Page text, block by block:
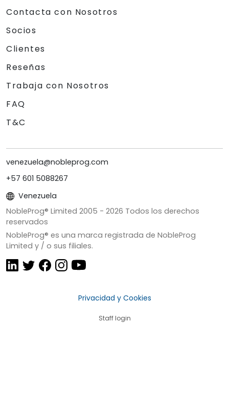
Contacta con Nosotros
Socios
Clientes
Reseñas
Trabaja con Nosotros
FAQ
T&C
venezuela@nobleprog.com
+57 601 5088267
Venezuela
NobleProg® Limited 2005 - 2026 Todos los derechos
reservados
NobleProg® es una marca registrada de NobleProg
Limited y / o sus filiales.
Privacidad y Cookies
Staff login